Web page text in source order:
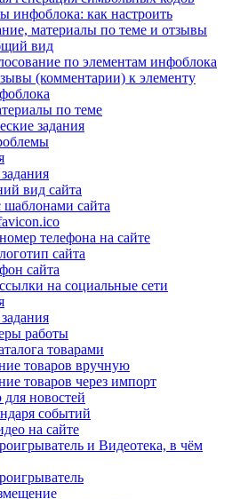
инфоблока: как настроить
материалы по теме и отзывы
вид
по элементам инфоблока
(комментарии) к элементу
по теме
задания
вид сайта
шаблонами сайта
телефона на сайте
сайта
сайта
на социальные сети
работы
товарами
товаров вручную
товаров через импорт
новостей
событий
на сайте
и Видеотека, в чём